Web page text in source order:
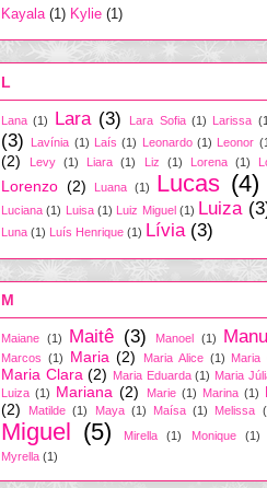
Kayala (1) Kylie (1)
L
Lana (1) Lara (3) Lara Sofia (1) Larissa
(3)
Lavínia (1) Laís (1) Leonardo (1) Leonor
(2)
Levy (1) Liara (1) Liz (1) Lorena (1)
Lorenzo (2) Luana (1) Lucas (4)
Luciana (1) Luisa (1) Luiz Miguel (1) Luiza
Luna (1) Luís Henrique (1) Lívia (3)
M
Maiane (1) Maitê (3) Manoel (1)
Marcos (1) Maria (2) Maria Alice (1) Maria
Maria Clara (2) Maria Eduarda (1) Maria
Luiza (1) Mariana (2) Marie (1) Marina (1)
(2)
Matilde (1) Maya (1) Maísa (1) Melissa
Miguel (5) Mirella (1) Monique (1)
Myrella (1)